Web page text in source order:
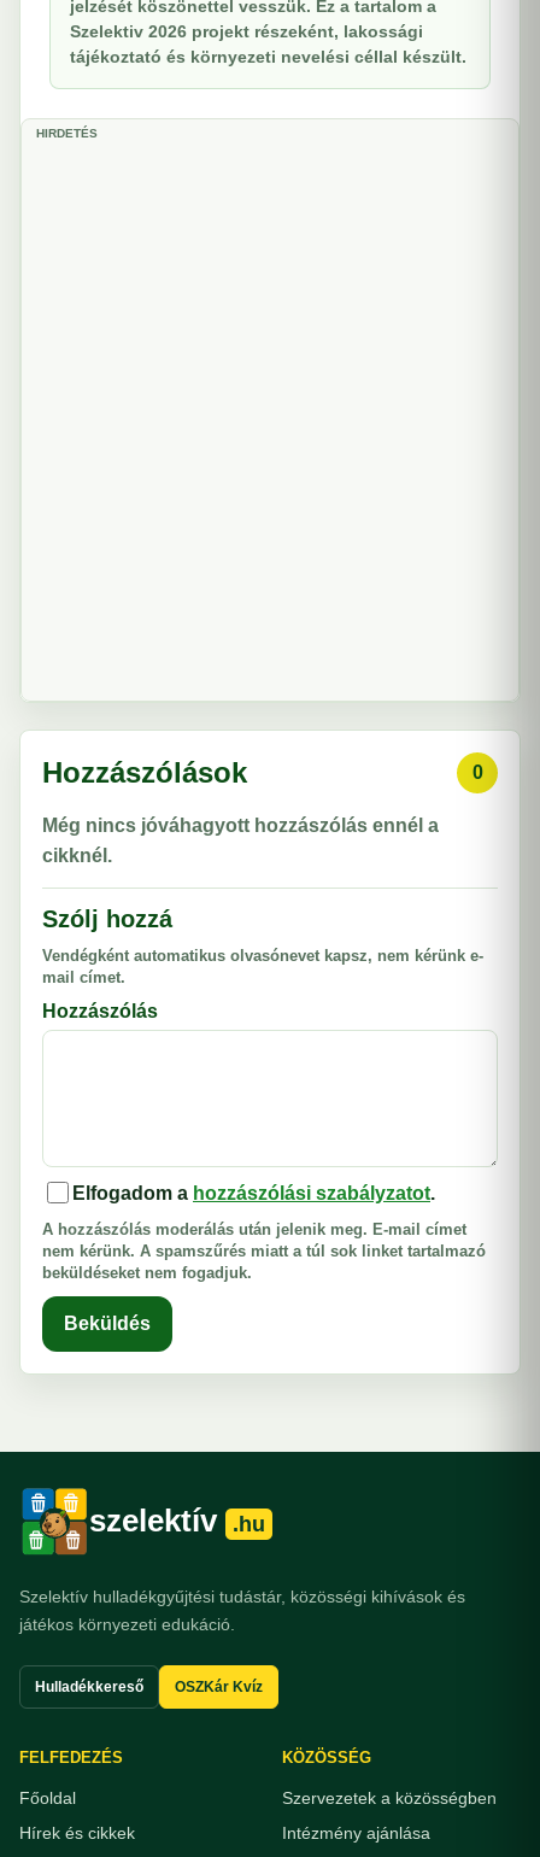
jelzését köszönettel vesszük. Ez a tartalom a
Szelektiv 2026 projekt részeként, lakossági
tájékoztató és környezeti nevelési céllal készült.
HIRDETÉS
Hozzászólások 0
Még nincs jóváhagyott hozzászólás ennél a
cikknél.
Szólj hozzá
Vendégként automatikus olvasónevet kapsz, nem kérünk e-
mail címet.
Hozzászólás
Elfogadom a hozzászólási szabályzatot.
A hozzászólás moderálás után jelenik meg. E-mail címet
nem kérünk. A spamszűrés miatt a túl sok linket tartalmazó
beküldéseket nem fogadjuk.
Beküldés
szelektív .hu
Szelektív hulladékgyűjtési tudástár, közösségi kihívások és
játékos környezeti edukáció.
Hulladékkereső OSZKár Kvíz
FELFEDEZÉS
Főoldal
Hírek és cikkek
KÖZÖSSÉG
Szervezetek a közösségben
Intézmény ajánlása